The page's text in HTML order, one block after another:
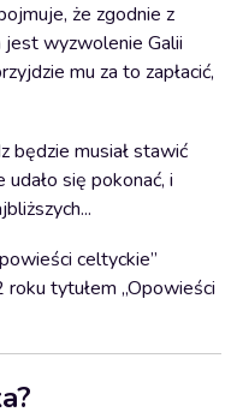
że zgodnie z
jest wyzwolenie Galii
mu za to zapłacić,
będzie musiał stawić
się pokonać, i
celtyckie”
tytułem „Opowieści